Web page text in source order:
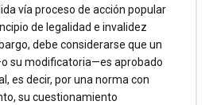
vía proceso de acción popular
de legalidad e invalidez
debe considerarse que un
su modificatoria—es aprobado
es decir, por una norma con
su cuestionamiento